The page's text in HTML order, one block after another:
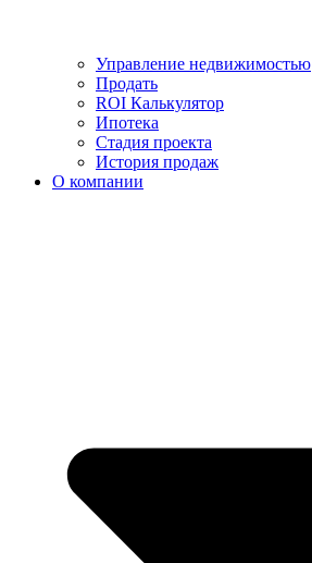
Управление недвижимостью
Продать
ROI Калькулятор
Ипотека
Стадия проекта
История продаж
О компании